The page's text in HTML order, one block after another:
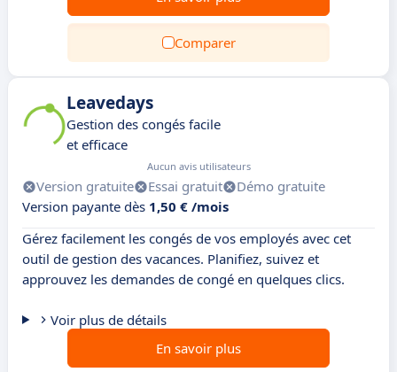
Comparer
Leavedays
Gestion des congés facile
et efficace
Aucun avis utilisateurs
Version gratuite Essai gratuit
Démo gratuite
Version payante dès 1,50 € /mois
Gérez facilement les congés de vos employés avec cet
outil de gestion des vacances. Planifiez, suivez et
approuvez les demandes de congé en quelques clics.
Voir plus de détails
En savoir plus